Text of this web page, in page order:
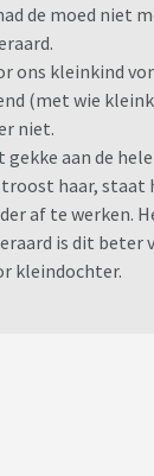
de moed niet
ons kleinkind
(met wie
niet.
gekke aan de
haar, staat
af te werken.
is dit beter
kleindochter.